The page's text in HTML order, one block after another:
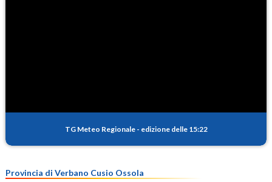
TG Meteo Regionale - edizione delle 15:22
Provincia di Verbano Cusio Ossola